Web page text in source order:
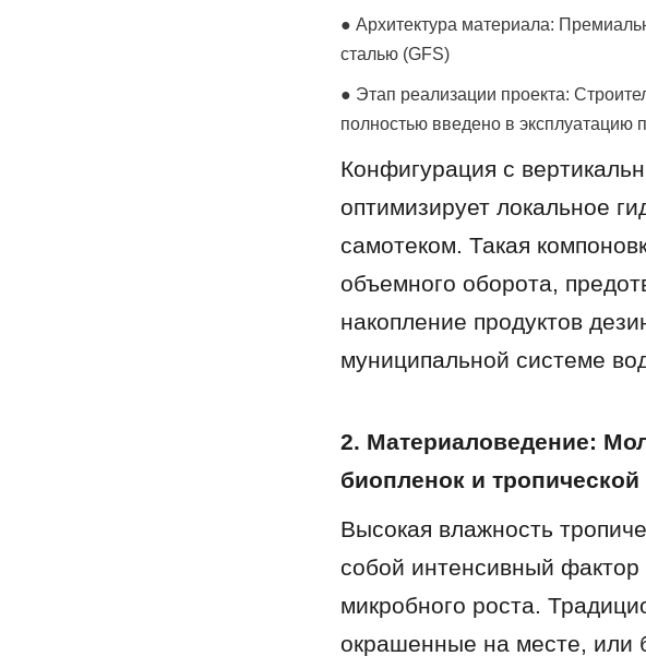
● Архитектура материала:
сталью (GFS)
● Этап реализации проекта:
полностью введено в эксплуатацию
Конфигурация с
оптимизирует локальное
самотеком. Такая
объемного оборота,
накопление продуктов
муниципальной системе
2. Материаловедение:
биопленок и
Высокая влажность
собой интенсивный
микробного роста.
окрашенные на месте, или